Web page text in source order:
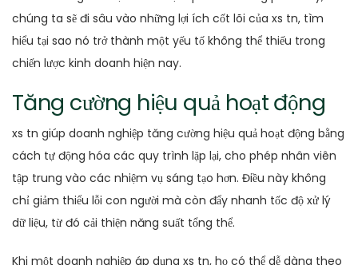
chúng ta sẽ đi sâu vào những lợi ích cốt lõi của xs tn, tìm
hiểu tại sao nó trở thành một yếu tố không thể thiếu trong
chiến lược kinh doanh hiện nay.
Tăng cường hiệu quả hoạt động
xs tn giúp doanh nghiệp tăng cường hiệu quả hoạt động bằng
cách tự động hóa các quy trình lặp lại, cho phép nhân viên
tập trung vào các nhiệm vụ sáng tạo hơn. Điều này không
chỉ giảm thiểu lỗi con người mà còn đẩy nhanh tốc độ xử lý
dữ liệu, từ đó cải thiện năng suất tổng thể.
Khi một doanh nghiệp áp dụng xs tn, họ có thể dễ dàng theo